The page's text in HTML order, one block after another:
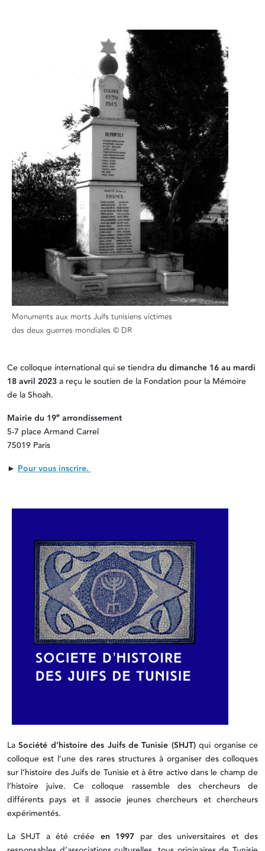
Monuments aux morts Juifs tunisiens victimes
des deux guerres mondiales © DR
Ce colloque international qui se tiendradu dimanche 16 au mardi
18 avril 2023a reçu le soutien de la Fondation pour la Mémoire
de la Shoah.
Mairie du 19e arrondissement
5-7 place Armand Carrel
75019 Paris
► Pour vous inscrire.
LaSociété d’histoire des Juifs de Tunisie (SHJT)qui organise ce
colloque est l’une des rares structures à organiser des colloques
sur l’histoire des Juifs de Tunisie et à être active dans le champ de
l’histoire juive. Ce colloque rassemble des chercheurs de
différents pays et il associe jeunes chercheurs et chercheurs
expérimentés.
La SHJT a été créée en 1997 par des universitaires et des